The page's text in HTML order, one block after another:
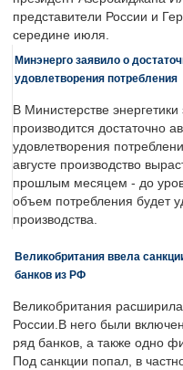
представители России и
середине июля.
Минэнерго заявило о
удовлетворения потребления
В Министерстве
производится достаточно
удовлетворения
августе производство
прошлым месяцем - до
объем потребления будет
производства.
Великобритания ввела
банков из РФ
Великобритания
России.В него были
ряд банков, а также одно
Под санкции попал, в